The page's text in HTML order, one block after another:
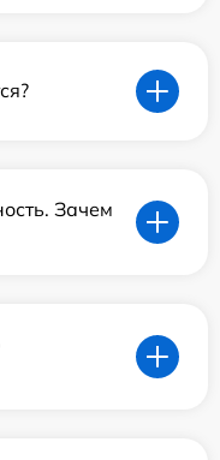
Зачем